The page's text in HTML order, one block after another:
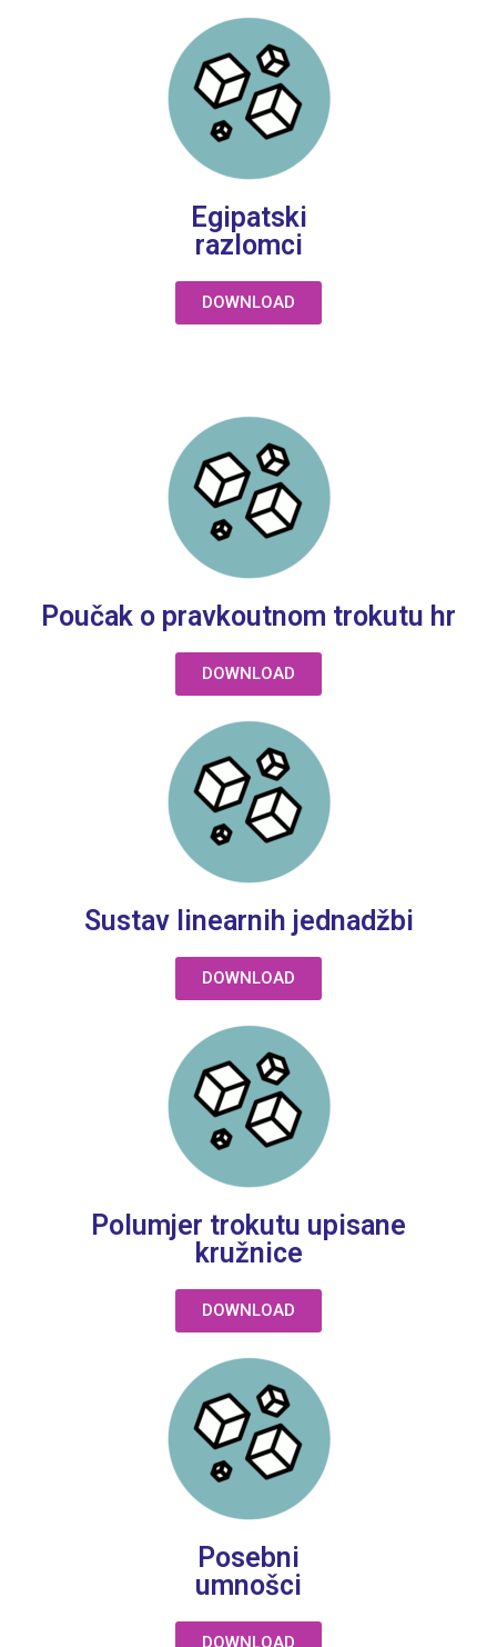
Egipatski
razlomci
DOWNLOAD
Poučak o pravkoutnom trokutu hr
DOWNLOAD
Sustav linearnih jednadžbi
DOWNLOAD
Polumjer trokutu upisane
kružnice
DOWNLOAD
Posebni
umnošci
DOWNLOAD